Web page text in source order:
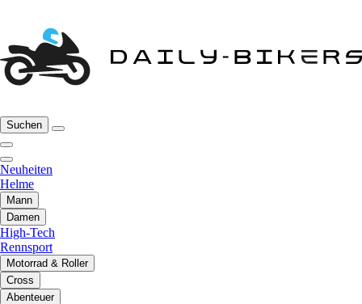
Suchen
Neuheiten
Helme
Mann
Damen
High-Tech
Rennsport
Motorrad & Roller
Cross
Abenteuer